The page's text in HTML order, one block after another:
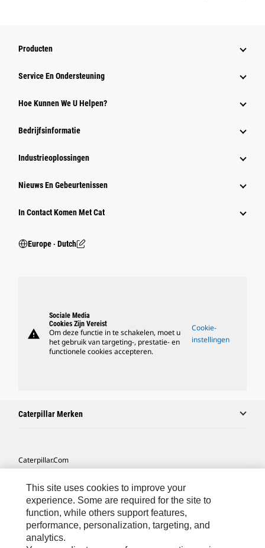
Producten
Service En Ondersteuning
Hoe Kunnen We U Helpen?
Bedrijfsinformatie
Industrieoplossingen
Nieuws En Gebeurtenissen
In Contact Komen Met Cat
Europe ‧ Dutch
warning
Sociale Media
Cookies Zijn Vereist
Om deze functie in te schakelen, moet u
het gebruik van targeting-, prestatie- en
functionele cookies accepteren.
Cookie-
instellingen
Caterpillar Merken
Caterpillar.com
Mijn Marketingvoorkeuren
Site Map
Cookie Settings
This site uses cookies to improve your
experience. Some are required for the site to
function, while others support features,
performance, personalization, targeting, and
analytics.